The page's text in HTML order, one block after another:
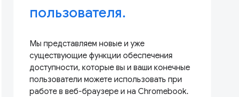
пользователя.
Мы представляем новые и уже
существующие функции обеспечения
доступности, которые вы и ваши конечные
пользователи можете использовать при
работе в веб-браузере и на Chromebook.